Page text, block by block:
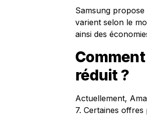
Samsung
varient selon le
ainsi des
réduit ?
Actuellement,
7. Certaines